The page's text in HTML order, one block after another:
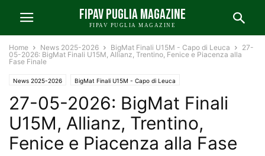
FIPAV PUGLIA MAGAZINE
FIPAV PUGLIA MAGAZINE
Home News 2025-2026 BigMat Finali U15M - Capo di Leuca
27-
05-2026: BigMat Finali U15M, Allianz, Trentino, Fenice e Piacenza alla
Fase Finale
News 2025-2026 BigMat Finali U15M - Capo di Leuca
27-05-2026: BigMat Finali
U15M, Allianz, Trentino,
Fenice e Piacenza alla Fase